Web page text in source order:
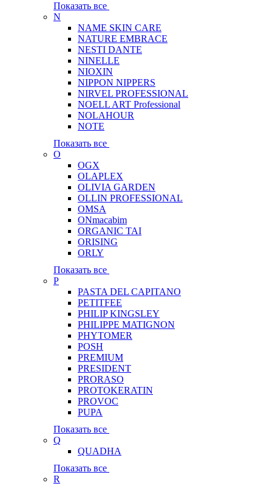
Показать все
N
NAME SKIN CARE
NATURE EMBRACE
NESTI DANTE
NINELLE
NIOXIN
NIPPON NIPPERS
NIRVEL PROFESSIONAL
NOELL ART Professional
NOLAHOUR
NOTE
Показать все
O
OGX
OLAPLEX
OLIVIA GARDEN
OLLIN PROFESSIONAL
OMSA
ONmacabim
ORGANIC TAI
ORISING
ORLY
Показать все
P
PASTA DEL CAPITANO
PETITFEE
PHILIP KINGSLEY
PHILIPPE MATIGNON
PHYTOMER
POSH
PREMIUM
PRESIDENT
PRORASO
PROTOKERATIN
PROVOC
PUPA
Показать все
Q
QUADHA
Показать все
R